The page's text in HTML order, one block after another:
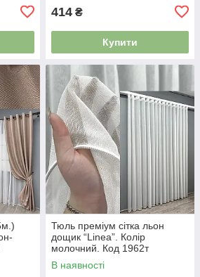
414 ₴
Купити
Тюль преміум сітка льон
дощик “Linea”. Колір
молочний. Код 1962т
5201126
В наявності